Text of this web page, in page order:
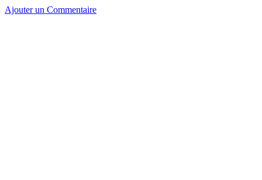
Ajouter un Commentaire